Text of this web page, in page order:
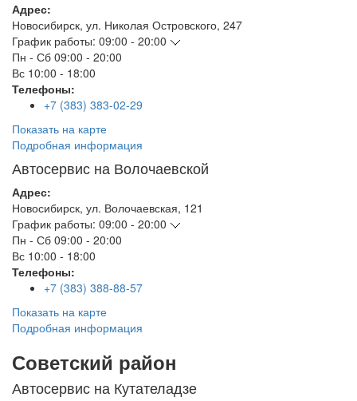
Адрес:
Новосибирск, ул. Николая Островского, 247
График работы: 09:00 - 20:00
Пн - Сб 09:00 - 20:00
Вс 10:00 - 18:00
Телефоны:
+7 (383) 383-02-29
Показать на карте
Подробная информация
Автосервис на Волочаевской
Адрес:
Новосибирск, ул. Волочаевская, 121
График работы: 09:00 - 20:00
Пн - Сб 09:00 - 20:00
Вс 10:00 - 18:00
Телефоны:
+7 (383) 388-88-57
Показать на карте
Подробная информация
Советский район
Автосервис на Кутателадзе